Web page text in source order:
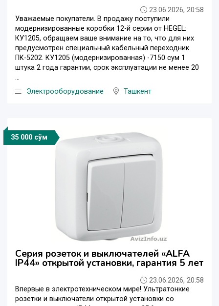
23.06.2026, 20:58
Уважаемые покупатели. В продажу поступили
модернизированные коробки 12-й серии от HEGEL:
КУ1205, обращаем ваше внимание на то, что для них
предусмотрен специальный кабельный переходник
ПК-5202. КУ1205 (модернизированная) -7150 сум 1
штука 2 года гарантии, срок эксплуатации не менее 20
...
Электрооборудование
Ташкент
35 000 сўм
Серия розеток и выключателей «ALFA
IP44» открытой установки, гарантия 5 лет
23.06.2026, 20:58
Впервые в электротехническом мире! Ультратонкие
розетки и выключатели открытой установки со